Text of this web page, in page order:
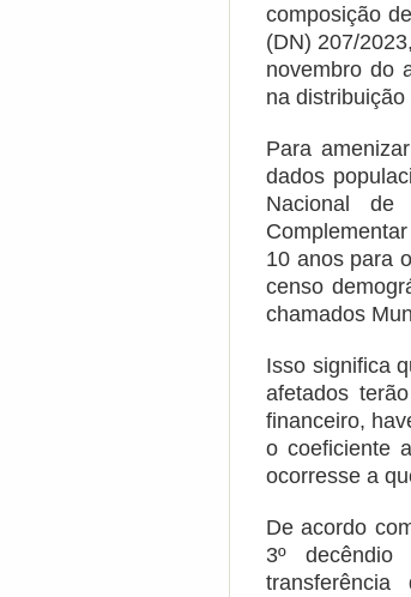
composição
(DN) 207/
novembro do
na
Para
dados
Nacional de
10 anos para
censo
chamados
Isso significa
afetados
financeiro,
o coeficiente
ocorresse a
De acordo
3º